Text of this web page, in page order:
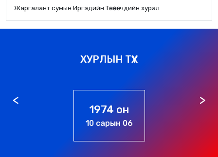
Жаргалант сумын Иргэдийн Төлөөлөгчдийн хурал
ХУРЛЫН ТҮҮХ